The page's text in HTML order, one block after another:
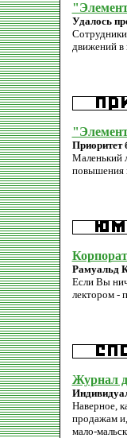
Удалось
движений в
Приоритет
Маленький
повышения
Рамуальд
Если Вы
лектором -
Журнал
Наверное,
продажам и,
мало-